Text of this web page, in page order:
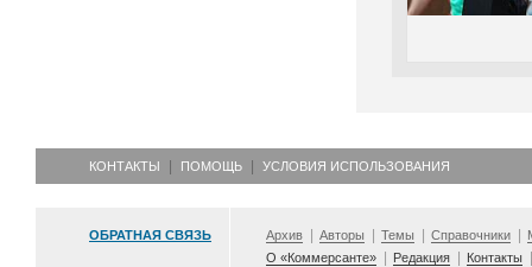
КОНТАКТЫ ПОМОЩЬ УСЛОВИЯ ИСПОЛЬЗОВАНИЯ
ОБРАТНАЯ СВЯЗЬ Архив Авторы Темы Справочники
О «Коммерсанте»
Редакция Контакты